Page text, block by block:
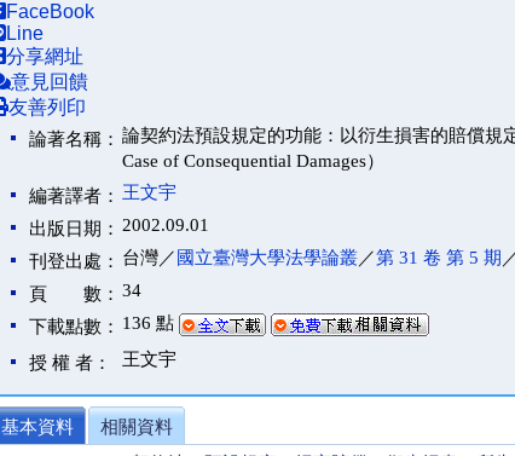
FaceBook
Line
分享網址
意見回饋
友善列印
論著名稱： 論契約法預設規定的功能：以衍生損害的賠償規
Case of Consequential Damages）
編著譯者： 王文宇
出版日期： 2002.09.01
刊登出處： 台灣／ 國立臺灣大學法學論叢／第 31 卷 第 5 期
頁 數： 34
下載點數： 136 點
授 權 者：
王文宇
基本資料
相關資料